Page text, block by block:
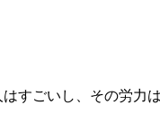
すごいし、その労